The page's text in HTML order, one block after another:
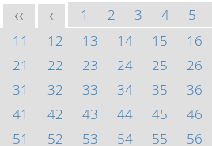
<< < 1 2 3 4 5
11
12 13 14 15 16
21
22 23 24 25 26
31
32 33 34 35 36
41
42 43 44 45 46
51
52 53 54 55 56